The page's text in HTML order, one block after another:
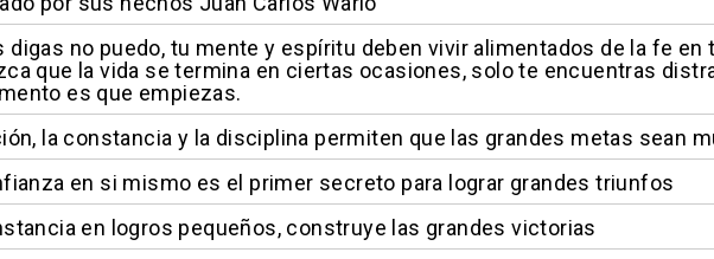
digas no puedo, tu mente y espíritu deben vivir alimentados de la fe en
que la vida se termina en ciertas ocasiones, solo te encuentras
es que empiezas.
la constancia y la disciplina permiten que las grandes metas sean
en si mismo es el primer secreto para lograr grandes triunfos
en logros pequeños, construye las grandes victorias